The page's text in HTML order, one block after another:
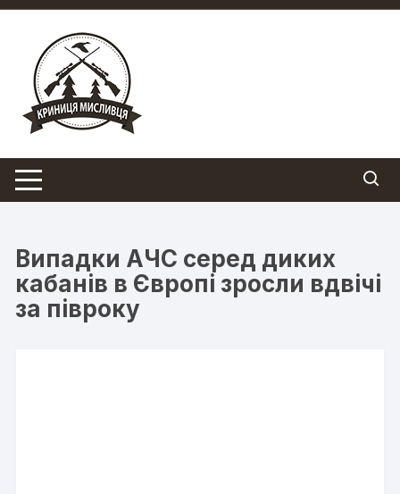
Перейти
вмісту
Випадки АЧС серед диких
кабанів в Європі зросли вдвічі
за півроку